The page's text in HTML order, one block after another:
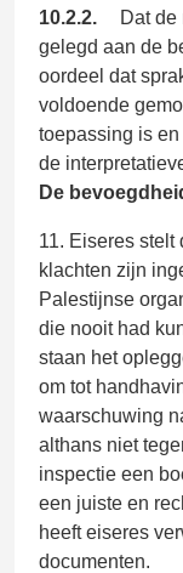
10.2.2.
Dat de
gelegd aan de
oordeel dat
voldoende
toepassing is
de
De
11. Eiseres stelt
klachten zijn
Palestijnse
die nooit had
staan het
om tot
waarschuwing
althans niet
inspectie een
een juiste en
heeft eiseres
documenten.